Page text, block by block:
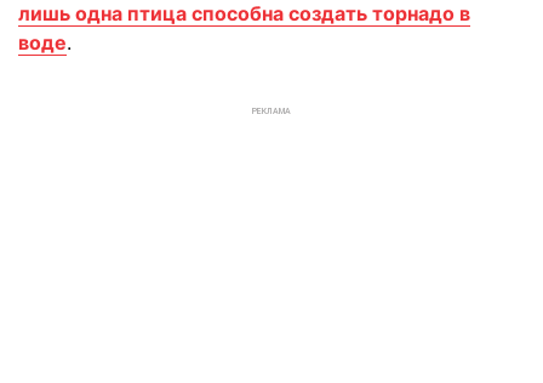
лишь одна птица способна создать торнадо в
воде.
РЕКЛАМА